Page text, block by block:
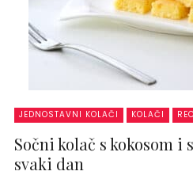
JEDNOSTAVNI KOLAČI KOLAČI
Sočni kolač s kokosom i
svaki dan